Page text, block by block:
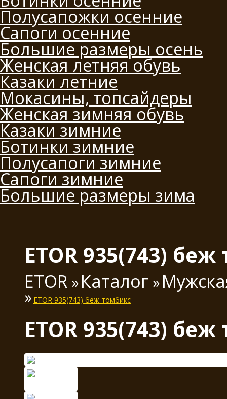
Полусапожки осенние
Сапоги осенние
Большие размеры осень
Женская летняя обувь
Казаки летние
Мокасины, топсайдеры
Женская зимняя обувь
Казаки зимние
Ботинки зимние
Полусапоги зимние
Сапоги зимние
Большие размеры зима
ETOR 935(743)
ETOR Каталог
ETOR 935(743) беж томбикс
ETOR 935(743)